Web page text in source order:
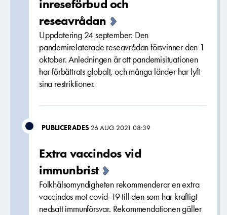
inreseförbud och
reseavrådan
Uppdatering 24 september: Den
pandemirelaterade reseavrådan försvinner den 1
oktober. Anledningen är att pandemisituationen
har förbättrats globalt, och många länder har lyft
sina restriktioner.
PUBLICERADES 26 AUG 2021 08:39
Extra vaccindos vid
immunbrist
Folkhälsomyndigheten rekommenderar en extra
vaccindos mot covid-19 till den som har kraftigt
nedsatt immunförsvar. Rekommendationen gäller